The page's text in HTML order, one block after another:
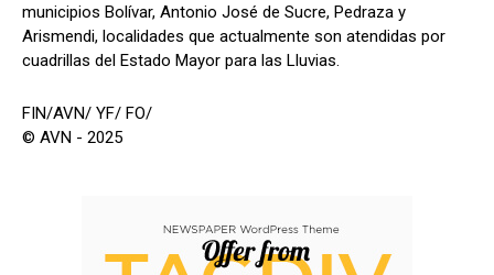
municipios Bolívar, Antonio José de Sucre, Pedraza y
Arismendi, localidades que actualmente son atendidas por
cuadrillas del Estado Mayor para las Lluvias.
FIN/AVN/ YF/ FO/
© AVN - 2025